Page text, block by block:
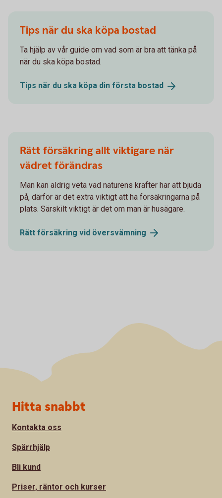
Tips när du ska köpa bostad
Ta hjälp av vår guide om vad som är bra att tänka på
när du ska köpa bostad.
Tips när du ska köpa din första bostad
Rätt försäkring allt viktigare när
vädret förändras
Man kan aldrig veta vad naturens krafter har att bjuda
på, därför är det extra viktigt att ha försäkringarna på
plats. Särskilt viktigt är det om man är husägare.
Rätt försäkring vid översvämning
Sidfot
Hitta snabbt
Kontakta oss
Spärrhjälp
Bli kund
Priser, räntor och kurser